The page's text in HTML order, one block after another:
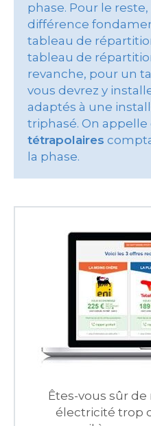
phase. Pour le reste,
différence
tableau de
tableau de
revanche, pour un
vous devrez y
adaptés à une
triphasé. On appelle
tétrapolaires
la phase.
Êtes-vous sûr
électricité trop